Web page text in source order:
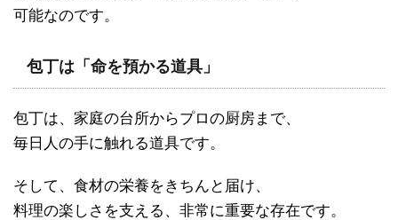
可能なのです。
包丁は「命を預かる道具」
包丁は、家庭の台所からプロの厨房まで、
毎日人の手に触れる道具です。
そして、食材の栄養をきちんと届け、
料理の楽しさを支える、非常に重要な存在です。